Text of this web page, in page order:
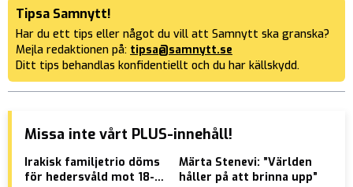
Tipsa Samnytt!
Har du ett tips eller något du vill att Samnytt ska granska?
Mejla redaktionen på: tipsa@samnytt.se
Ditt tips behandlas konfidentiellt och du har källskydd.
Missa inte vårt PLUS-innehåll!
Irakisk familjetrio döms
för hedersvåld mot 18-
Märta Stenevi: ”Världen
håller på att brinna upp”